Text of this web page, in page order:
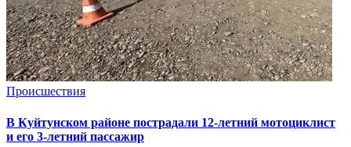
Происшествия
В Куйтунском районе пострадали 12-летний мотоциклист
и его 3-летний пассажир